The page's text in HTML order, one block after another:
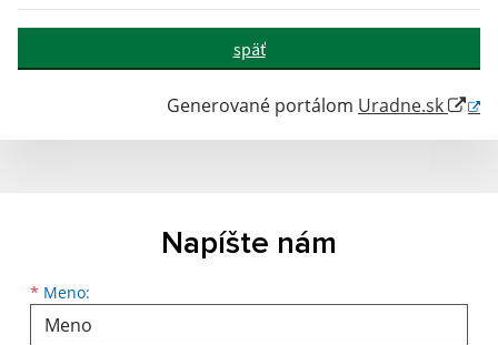
späť
Generované portálom Uradne.sk
Napíšte nám
* Meno:
Meno
Priezvisko
E-mailová adresa